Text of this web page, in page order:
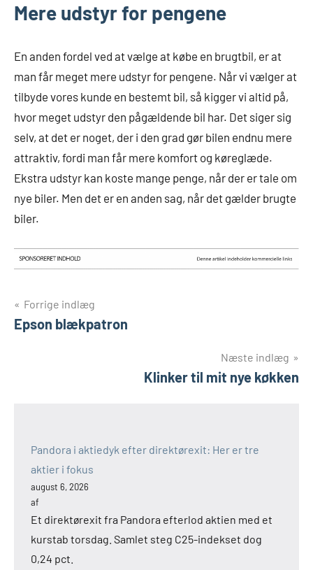
Mere udstyr for pengene
En anden fordel ved at vælge at købe en brugtbil, er at
man får meget mere udstyr for pengene. Når vi vælger at
tilbyde vores kunde en bestemt bil, så kigger vi altid på,
hvor meget udstyr den pågældende bil har. Det siger sig
selv, at det er noget, der i den grad gør bilen endnu mere
attraktiv, fordi man får mere komfort og køreglæde.
Ekstra udstyr kan koste mange penge, når der er tale om
nye biler. Men det er en anden sag, når det gælder brugte
biler.
Indlægsnavigation
Forrige indlæg
Epson blækpatron
Næste indlæg
Klinker til mit nye køkken
Pandora i aktiedyk efter direktørexit: Her er tre
aktier i fokus
august 6, 2026
af
Et direktørexit fra Pandora efterlod aktien med et
kurstab torsdag. Samlet steg C25-indekset dog
0,24 pct.